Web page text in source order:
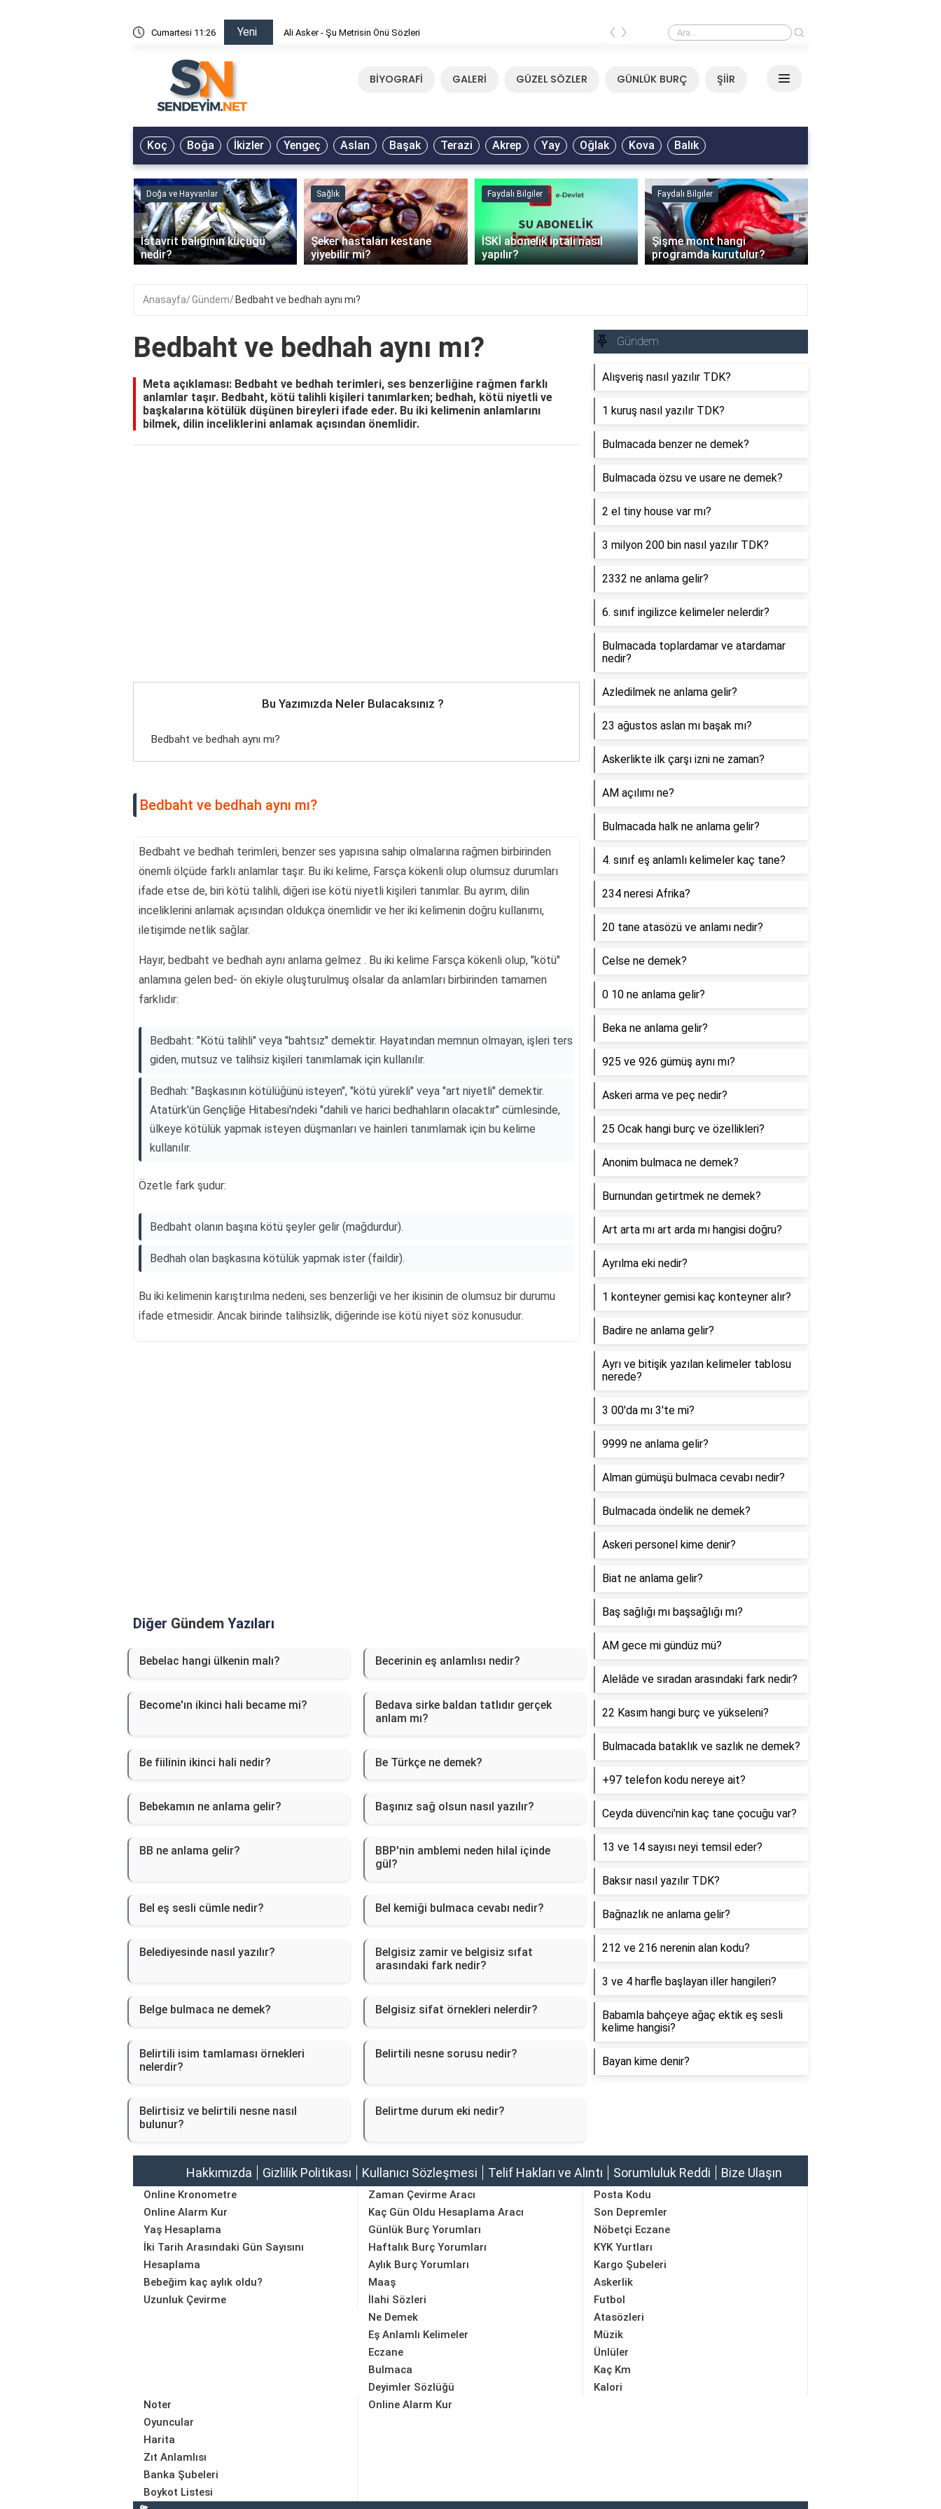
Cumartesi 11:26 Yeni Ali Asker - Şu Metrisin Önü Sözleri Mirkelam - Tavla Sözleri
‹ ›
BİYOGRAFİ GALERİ GÜZEL SÖZLER GÜNLÜK BURÇ ŞİİR
Koç Boğa İkizler Yengeç Aslan Başak Terazi Akrep Yay Oğlak Kova Balık
Doğa ve Hayvanlar
İstavrit balığının küçüğü
nedir?
Sağlık
Şeker hastaları kestane
yiyebilir mi?
Faydalı Bilgiler
İSKİ abonelik iptali nasıl
yapılır?
Faydalı Bilgiler
Şişme mont hangi
programda kurutulur?
‹ ›
Anasayfa Gündem Bedbaht ve bedhah aynı mı?
Bedbaht ve bedhah aynı mı?
Meta açıklaması: Bedbaht ve bedhah terimleri, ses benzerliğine rağmen farklı
anlamlar taşır. Bedbaht, kötü talihli kişileri tanımlarken; bedhah, kötü niyetli ve
başkalarına kötülük düşünen bireyleri ifade eder. Bu iki kelimenin anlamlarını
bilmek, dilin inceliklerini anlamak açısından önemlidir.
Bu Yazımızda Neler Bulacaksınız ?
Bedbaht ve bedhah aynı mı?
Bedbaht ve bedhah aynı mı?
Bedbaht ve bedhah terimleri, benzer ses yapısına sahip olmalarına rağmen birbirinden
önemli ölçüde farklı anlamlar taşır. Bu iki kelime, Farsça kökenli olup olumsuz durumları
ifade etse de, biri kötü talihli, diğeri ise kötü niyetli kişileri tanımlar. Bu ayrım, dilin
inceliklerini anlamak açısından oldukça önemlidir ve her iki kelimenin doğru kullanımı,
iletişimde netlik sağlar.
Hayır, bedbaht ve bedhah aynı anlama gelmez . Bu iki kelime Farsça kökenli olup, "kötü"
anlamına gelen bed- ön ekiyle oluşturulmuş olsalar da anlamları birbirinden tamamen
farklıdır:
Bedbaht: "Kötü talihli" veya "bahtsız" demektir. Hayatından memnun olmayan, işleri ters
giden, mutsuz ve talihsiz kişileri tanımlamak için kullanılır.
Bedhah: "Başkasının kötülüğünü isteyen", "kötü yürekli" veya "art niyetli" demektir.
Atatürk'ün Gençliğe Hitabesi'ndeki "dahili ve harici bedhahların olacaktır" cümlesinde,
ülkeye kötülük yapmak isteyen düşmanları ve hainleri tanımlamak için bu kelime
kullanılır.
Özetle fark şudur:
Bedbaht olanın başına kötü şeyler gelir (mağdurdur).
Bedhah olan başkasına kötülük yapmak ister (faildir).
Bu iki kelimenin karıştırılma nedeni, ses benzerliği ve her ikisinin de olumsuz bir durumu
ifade etmesidir. Ancak birinde talihsizlik, diğerinde ise kötü niyet söz konusudur.
Diğer Gündem Yazıları
Bebelac hangi ülkenin malı? Becerinin eş anlamlısı nedir?
Become'ın ikinci hali became mi?
Bedava sirke baldan tatlıdır gerçek
anlam mı?
Be fiilinin ikinci hali nedir? Be Türkçe ne demek?
Bebekamın ne anlama gelir? Başınız sağ olsun nasıl yazılır?
BB ne anlama gelir?
BBP'nin amblemi neden hilal içinde
gül?
Bel eş sesli cümle nedir? Bel kemiği bulmaca cevabı nedir?
Belediyesinde nasıl yazılır?
Belgisiz zamir ve belgisiz sıfat
arasındaki fark nedir?
Belge bulmaca ne demek? Belgisiz sifat örnekleri nelerdir?
Belirtili isim tamlaması örnekleri
nelerdir?
Belirtili nesne sorusu nedir?
Belirtisiz ve belirtili nesne nasıl
bulunur?
Belirtme durum eki nedir?
Gündem
Alışveriş nasıl yazılır TDK?
1 kuruş nasıl yazılır TDK?
Bulmacada benzer ne demek?
Bulmacada özsu ve usare ne demek?
2 el tiny house var mı?
3 milyon 200 bin nasıl yazılır TDK?
2332 ne anlama gelir?
6. sınıf ingilizce kelimeler nelerdir?
Bulmacada toplardamar ve atardamar
nedir?
Azledilmek ne anlama gelir?
23 ağustos aslan mı başak mı?
Askerlikte ilk çarşı izni ne zaman?
AM açılımı ne?
Bulmacada halk ne anlama gelir?
4. sınıf eş anlamlı kelimeler kaç tane?
234 neresi Afrika?
20 tane atasözü ve anlamı nedir?
Celse ne demek?
0 10 ne anlama gelir?
Beka ne anlama gelir?
925 ve 926 gümüş aynı mı?
Askeri arma ve peç nedir?
25 Ocak hangi burç ve özellikleri?
Anonim bulmaca ne demek?
Burnundan getirtmek ne demek?
Art arta mı art arda mı hangisi doğru?
Ayrılma eki nedir?
1 konteyner gemisi kaç konteyner alır?
Badire ne anlama gelir?
Ayrı ve bitişik yazılan kelimeler tablosu
nerede?
3 00'da mı 3'te mi?
9999 ne anlama gelir?
Alman gümüşü bulmaca cevabı nedir?
Bulmacada öndelik ne demek?
Askeri personel kime denir?
Biat ne anlama gelir?
Baş sağlığı mı başsağlığı mı?
AM gece mi gündüz mü?
Alelâde ve sıradan arasındaki fark nedir?
22 Kasım hangi burç ve yükseleni?
Bulmacada bataklık ve sazlık ne demek?
+97 telefon kodu nereye ait?
Ceyda düvenci'nin kaç tane çocuğu var?
13 ve 14 sayısı neyi temsil eder?
Baksır nasıl yazılır TDK?
Bağnazlık ne anlama gelir?
212 ve 216 nerenin alan kodu?
3 ve 4 harfle başlayan iller hangileri?
Babamla bahçeye ağaç ektik eş sesli
kelime hangisi?
Bayan kime denir?
Hakkımızda Gizlilik Politikası Kullanıcı Sözleşmesi Telif Hakları ve Alıntı Sorumluluk Reddi Bize Ulaşın
Online Kronometre
Online Alarm Kur
Yaş Hesaplama
İki Tarih Arasındaki Gün Sayısını
Hesaplama
Bebeğim kaç aylık oldu?
Uzunluk Çevirme
Zaman Çevirme Aracı
Kaç Gün Oldu Hesaplama Aracı
Günlük Burç Yorumları
Haftalık Burç Yorumları
Aylık Burç Yorumları
Maaş
Posta Kodu
Son Depremler
Nöbetçi Eczane
KYK Yurtları
Kargo Şubeleri
Askerlik
İlahi Sözleri
Ne Demek
Eş Anlamlı Kelimeler
Eczane
Bulmaca
Deyimler Sözlüğü
Futbol
Atasözleri
Müzik
Ünlüler
Kaç Km
Kalori
Noter
Oyuncular
Harita
Zıt Anlamlısı
Banka Şubeleri
Boykot Listesi
Online Alarm Kur